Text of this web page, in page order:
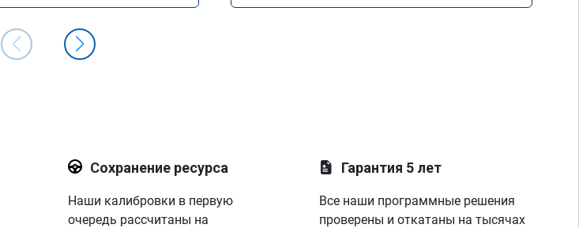
Сохранение ресурса
Наши калибровки в первую
очередь рассчитаны на
Гарантия 5 лет
Все наши программные решения
проверены и откатаны на тысячах